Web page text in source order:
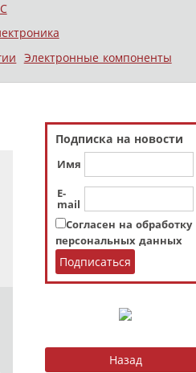
Электронные компоненты
Подписка на новости
Имя
E-
mail
Согласен на обработку
персональных данных